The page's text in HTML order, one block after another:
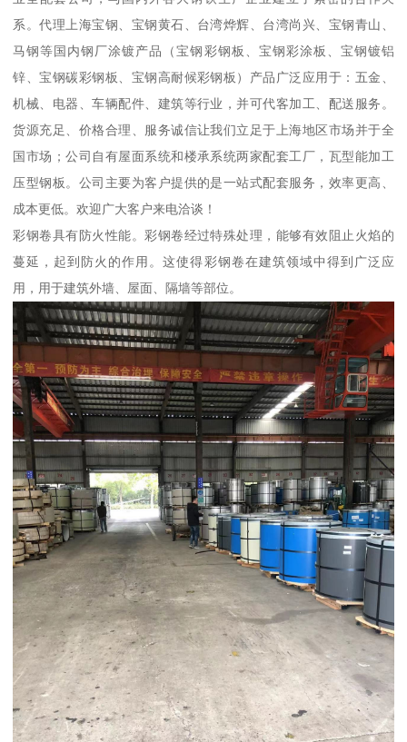
系。代理上海宝钢、宝钢黄石、台湾烨辉、台湾尚兴、宝钢青山、
马钢等国内钢厂涂镀产品（宝钢彩钢板、宝钢彩涂板、宝钢镀铝
锌、宝钢碳彩钢板、宝钢高耐候彩钢板）产品广泛应用于：五金、
机械、电器、车辆配件、建筑等行业，并可代客加工、配送服务。
货源充足、价格合理、服务诚信让我们立足于上海地区市场并于全
国市场；公司自有屋面系统和楼承系统两家配套工厂，瓦型能加工
压型钢板。公司主要为客户提供的是一站式配套服务，效率更高、
成本更低。欢迎广大客户来电洽谈！
彩钢卷具有防火性能。彩钢卷经过特殊处理，能够有效阻止火焰的
蔓延，起到防火的作用。这使得彩钢卷在建筑领域中得到广泛应
用，用于建筑外墙、屋面、隔墙等部位。